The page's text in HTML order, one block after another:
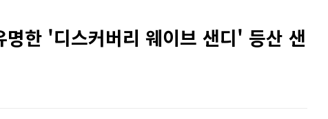
한 '디스커버리 웨이브 샌디' 등산 샌